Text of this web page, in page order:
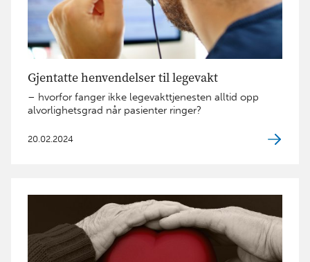
Gjentatte henvendelser til legevakt
– hvorfor fanger ikke legevakttjenesten alltid opp
alvorlighetsgrad når pasienter ringer?
20.02.2024